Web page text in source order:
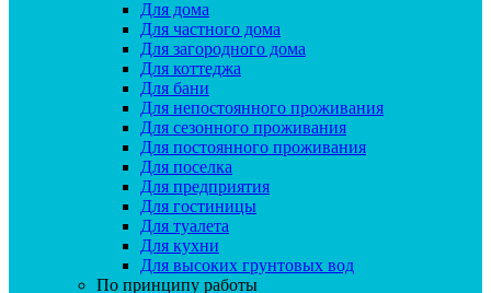
Для дома
Для частного дома
Для загородного дома
Для коттеджа
Для бани
Для непостоянного проживания
Для сезонного проживания
Для постоянного проживания
Для поселка
Для предприятия
Для гостиницы
Для туалета
Для кухни
Для высоких грунтовых вод
По принципу работы